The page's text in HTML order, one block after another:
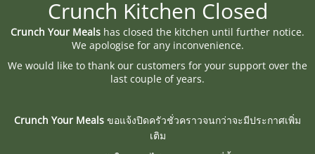
Crunch Kitchen Closed
Crunch Your Meals has closed the kitchen until further notice.
We apologise for any inconvenience.
We would like to thank our customers for your support over the
last couple of years.
Crunch Your Meals ขอแจ้งปิดครัวชั่วคราวจนกว่าจะมีประกาศเพิ่ม
เติม